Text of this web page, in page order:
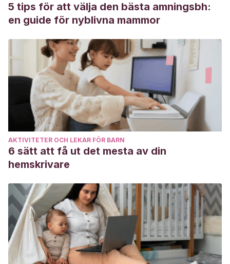
5 tips för att välja den bästa amningsbh:
en guide för nyblivna mammor
AKTIVITETER OCH LEKAR FÖR BARN
6 sätt att få ut det mesta av din
hemskrivare